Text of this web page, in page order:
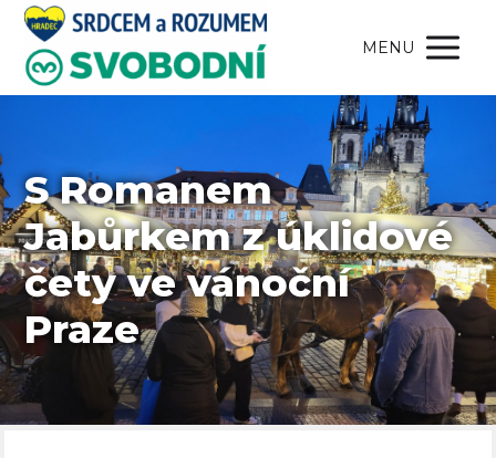
MENU
S Romanem
Jabůrkem z úklidové
čety ve vánoční
Praze